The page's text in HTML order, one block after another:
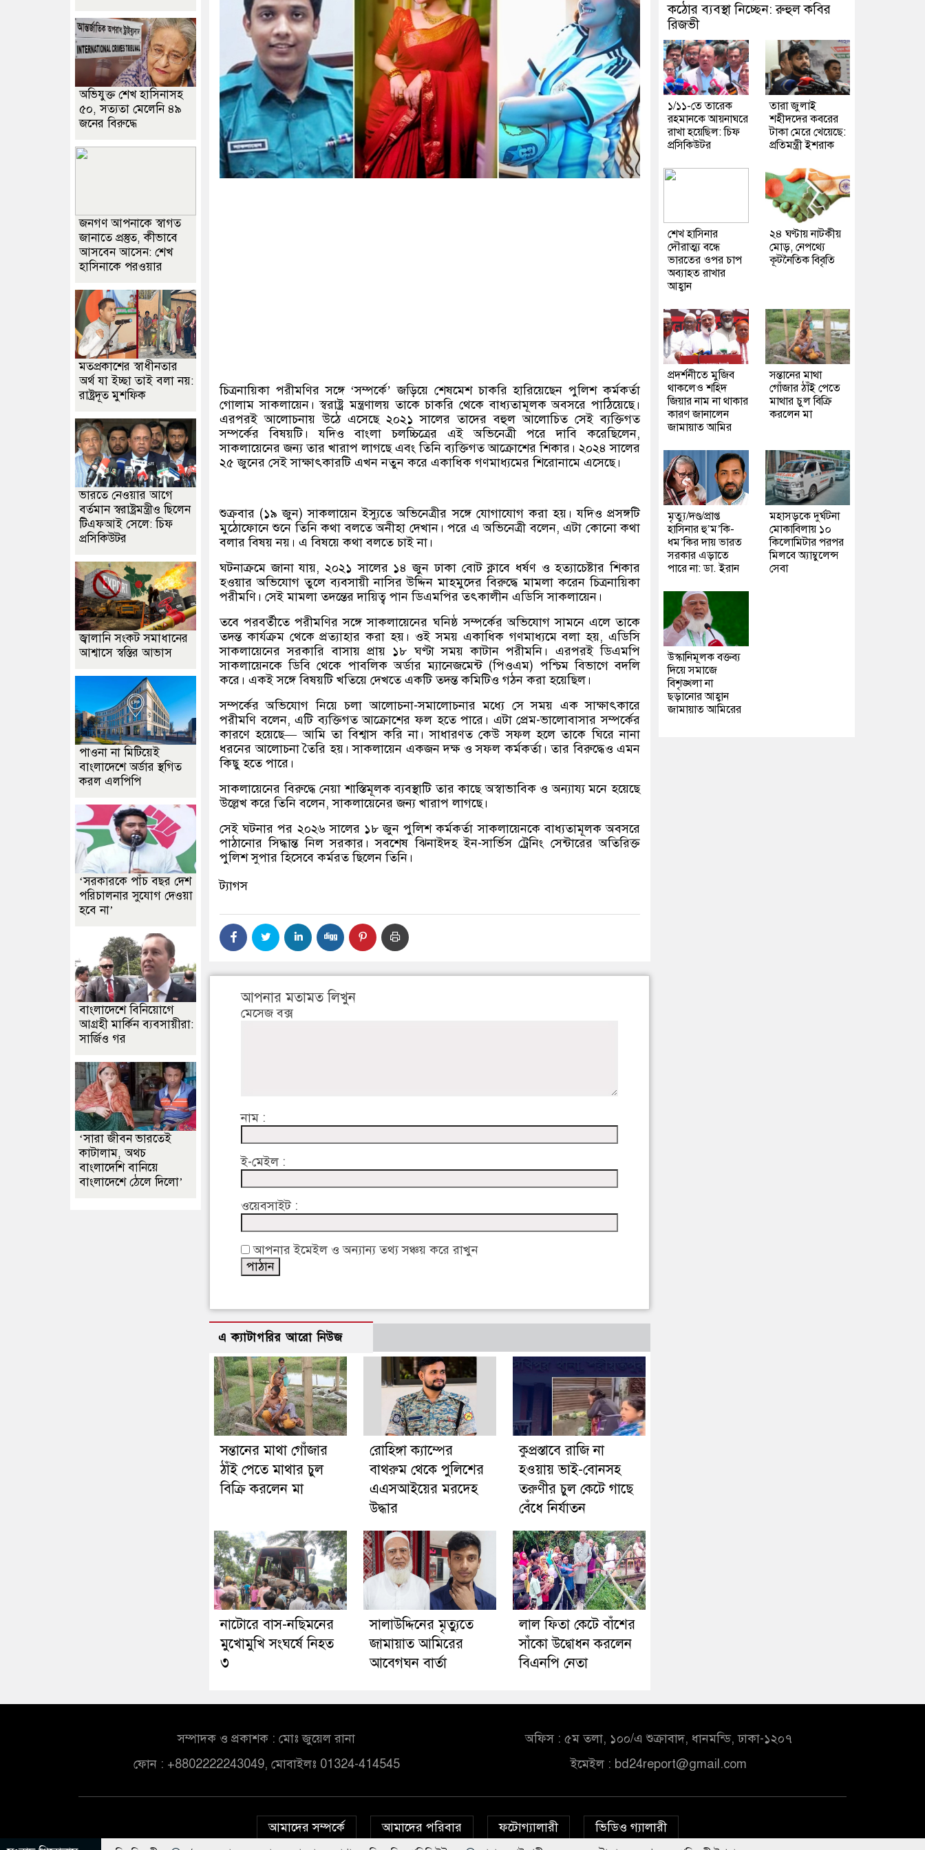
চিত্রনায়িকা পরীমণির সঙ্গে ‘সম্পর্কে’ জড়িয়ে শেষমেশ চাকরি হারিয়েছেন পুলিশ কর্মকর্তা
গোলাম সাকলায়েন। স্বরাষ্ট্র মন্ত্রণালয় তাকে চাকরি থেকে বাধ্যতামূলক অবসরে পাঠিয়েছে।
এরপরই আলোচনায় উঠে এসেছে ২০২১ সালের তাদের বহুল আলোচিত সেই ব্যক্তিগত
সম্পর্কের বিষয়টি। যদিও বাংলা চলচ্চিত্রের এই অভিনেত্রী পরে দাবি করেছিলেন,
সাকলায়েনের জন্য তার খারাপ লাগছে এবং তিনি ব্যক্তিগত আক্রোশের শিকার। ২০২৪ সালের
২৫ জুনের সেই সাক্ষাৎকারটি এখন নতুন করে একাধিক গণমাধ্যমের শিরোনামে এসেছে।
শুক্রবার (১৯ জুন) সাকলায়েন ইস্যুতে অভিনেত্রীর সঙ্গে যোগাযোগ করা হয়। যদিও প্রসঙ্গটি
মুঠোফোনে শুনে তিনি কথা বলতে অনীহা দেখান। পরে এ অভিনেত্রী বলেন, এটা কোনো কথা
বলার বিষয় নয়। এ বিষয়ে কথা বলতে চাই না।
ঘটনাক্রমে জানা যায়, ২০২১ সালের ১৪ জুন ঢাকা বোট ক্লাবে ধর্ষণ ও হত্যাচেষ্টার শিকার
হওয়ার অভিযোগ তুলে ব্যবসায়ী নাসির উদ্দিন মাহমুদের বিরুদ্ধে মামলা করেন চিত্রনায়িকা
পরীমণি। সেই মামলা তদন্তের দায়িত্ব পান ডিএমপির তৎকালীন এডিসি সাকলায়েন।
তবে পরবর্তীতে পরীমণির সঙ্গে সাকলায়েনের ঘনিষ্ঠ সম্পর্কের অভিযোগ সামনে এলে তাকে
তদন্ত কার্যক্রম থেকে প্রত্যাহার করা হয়। ওই সময় একাধিক গণমাধ্যমে বলা হয়, এডিসি
সাকলায়েনের সরকারি বাসায় প্রায় ১৮ ঘণ্টা সময় কাটান পরীমনি। এরপরই ডিএমপি
সাকলায়েনকে ডিবি থেকে পাবলিক অর্ডার ম্যানেজমেন্ট (পিওএম) পশ্চিম বিভাগে বদলি
করে। একই সঙ্গে বিষয়টি খতিয়ে দেখতে একটি তদন্ত কমিটিও গঠন করা হয়েছিল।
সম্পর্কের অভিযোগ নিয়ে চলা আলোচনা-সমালোচনার মধ্যে সে সময় এক সাক্ষাৎকারে
পরীমণি বলেন, এটি ব্যক্তিগত আক্রোশের ফল হতে পারে। এটা প্রেম-ভালোবাসার সম্পর্কের
কারণে হয়েছে— আমি তা বিশ্বাস করি না। সাধারণত কেউ সফল হলে তাকে ঘিরে নানা
ধরনের আলোচনা তৈরি হয়। সাকলায়েন একজন দক্ষ ও সফল কর্মকর্তা। তার বিরুদ্ধেও এমন
কিছু হতে পারে।
সাকলায়েনের বিরুদ্ধে নেয়া শাস্তিমূলক ব্যবস্থাটি তার কাছে অস্বাভাবিক ও অন্যায্য মনে হয়েছে
উল্লেখ করে তিনি বলেন, সাকলায়েনের জন্য খারাপ লাগছে।
সেই ঘটনার পর ২০২৬ সালের ১৮ জুন পুলিশ কর্মকর্তা সাকলায়েনকে বাধ্যতামূলক অবসরে
পাঠানোর সিদ্ধান্ত নিল সরকার। সবশেষ ঝিনাইদহ ইন-সার্ভিস ট্রেনিং সেন্টারের অতিরিক্ত
পুলিশ সুপার হিসেবে কর্মরত ছিলেন তিনি।
ট্যাগস
আপনার মতামত লিখুন
মেসেজ বক্স
নাম :
ই-মেইল :
ওয়েবসাইট :
আপনার ইমেইল ও অন্যান্য তথ্য সঞ্চয় করে রাখুন
এ ক্যাটাগরির আরো নিউজ
সন্তানের মাথা গোঁজার
ঠাঁই পেতে মাথার চুল
বিক্রি করলেন মা
রোহিঙ্গা ক্যাম্পের
বাথরুম থেকে পুলিশের
এএসআইয়ের মরদেহ
উদ্ধার
কুপ্রস্তাবে রাজি না
হওয়ায় ভাই-বোনসহ
তরুণীর চুল কেটে গাছে
বেঁধে নির্যাতন
নাটোরে বাস-নছিমনের
মুখোমুখি সংঘর্ষে নিহত
৩
সালাউদ্দিনের মৃত্যুতে
জামায়াত আমিরের
আবেগঘন বার্তা
লাল ফিতা কেটে বাঁশের
সাঁকো উদ্বোধন করলেন
বিএনপি নেতা
অভিযুক্ত শেখ হাসিনাসহ
৫০, সত্যতা মেলেনি ৪৯
জনের বিরুদ্ধে
জনগণ আপনাকে স্বাগত
জানাতে প্রস্তুত, কীভাবে
আসবেন আসেন: শেখ
হাসিনাকে পরওয়ার
মতপ্রকাশের স্বাধীনতার
অর্থ যা ইচ্ছা তাই বলা নয়:
রাষ্ট্রদূত মুশফিক
ভারতে নেওয়ার আগে
বর্তমান স্বরাষ্ট্রমন্ত্রীও ছিলেন
টিএফআই সেলে: চিফ
প্রসিকিউটর
জ্বালানি সংকট সমাধানের
আশ্বাসে স্বস্তির আভাস
পাওনা না মিটিয়েই
বাংলাদেশে অর্ডার স্থগিত
করল এলপিপি
‘সরকারকে পাঁচ বছর দেশ
পরিচালনার সুযোগ দেওয়া
হবে না’
বাংলাদেশে বিনিয়োগে
আগ্রহী মার্কিন ব্যবসায়ীরা:
সার্জিও গর
‘সারা জীবন ভারতেই
কাটালাম, অথচ
বাংলাদেশি বানিয়ে
বাংলাদেশে ঠেলে দিলো’
কঠোর ব্যবস্থা নিচ্ছেন: রুহুল কবির
রিজভী
১/১১-তে তারেক
রহমানকে আয়নাঘরে
রাখা হয়েছিল: চিফ
প্রসিকিউটর
তারা জুলাই
শহীদদের কবরের
টাকা মেরে খেয়েছে:
প্রতিমন্ত্রী ইশরাক
শেখ হাসিনার
দৌরাত্ম্য বন্ধে
ভারতের ওপর চাপ
অব্যাহত রাখার
আহ্বান
২৪ ঘণ্টায় নাটকীয়
মোড়, নেপথ্যে
কূটনৈতিক বিবৃতি
প্রদর্শনীতে মুজিব
থাকলেও শহিদ
জিয়ার নাম না থাকার
কারণ জানালেন
জামায়াত আমির
সন্তানের মাথা
গোঁজার ঠাঁই পেতে
মাথার চুল বিক্রি
করলেন মা
মৃত্যু/দণ্ড/প্রাপ্ত
হাসিনার হু’ম’কি-
ধম’কির দায় ভারত
সরকার এড়াতে
পারে না: ডা. ইরান
মহাসড়কে দুর্ঘটনা
মোকাবিলায় ১০
কিলোমিটার পরপর
মিলবে অ্যাম্বুলেন্স
সেবা
উস্কানিমূলক বক্তব্য
দিয়ে সমাজে
বিশৃঙ্খলা না
ছড়ানোর আহ্বান
জামায়াত আমিরের
সম্পাদক ও প্রকাশক : মোঃ জুয়েল রানা
ফোন : +8802222243049, মোবাইলঃ 01324-414545
অফিস : ৫ম তলা, ১০০/এ শুক্রাবাদ, ধানমন্ডি, ঢাকা-১২০৭
ইমেইল : bd24report@gmail.com
আমাদের সম্পর্কে আমাদের পরিবার ফটোগ্যালারী ভিডিও গ্যালারী